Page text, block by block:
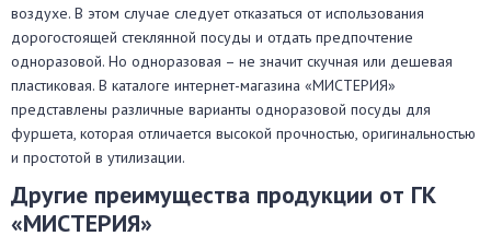
воздухе. В этом случае следует отказаться от использования
дорогостоящей стеклянной посуды и отдать предпочтение
одноразовой. Но одноразовая – не значит скучная или дешевая
пластиковая. В каталоге интернет-магазина «МИСТЕРИЯ»
представлены различные варианты одноразовой посуды для
фуршета, которая отличается высокой прочностью, оригинальностью
и простотой в утилизации.
Другие преимущества продукции от ГК
«МИСТЕРИЯ»